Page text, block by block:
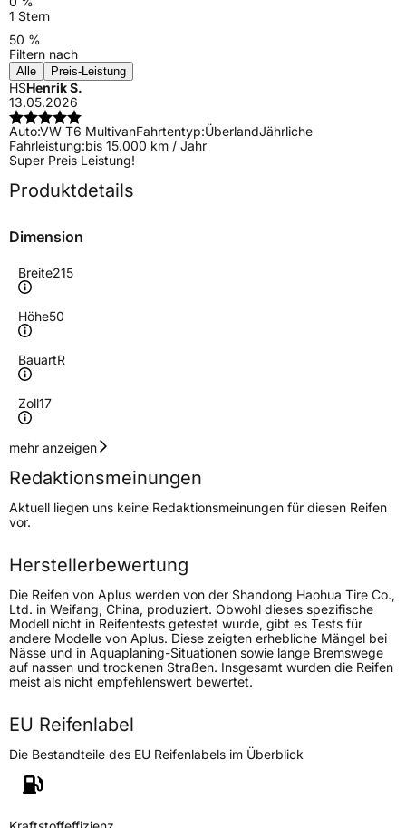
1 Stern
50 %
Filtern nach
Alle Preis-Leistung
HSHenrik S.
13.05.2026
Auto:VW T6 MultivanFahrtentyp:ÜberlandJährliche
Fahrleistung:bis 15.000 km / Jahr
Super Preis Leistung!
Produktdetails
Dimension
Breite215
Höhe50
BauartR
Zoll17
Geschwindigkeitsindex
Höchstgeschwindigkeit
300 km/h
Lastindex95
Höchstlast690 kg
Generelle Merkmale
FahrzeugtypPKW
VerwendungSommerreifen
ModellnameA 610
Fahrzeugart
PKW & SUV
mehr anzeigen
Redaktionsmeinungen
Aktuell liegen uns keine Redaktionsmeinungen für diesen Reifen
vor.
Herstellerbewertung
Die Reifen von Aplus werden von der Shandong Haohua Tire Co.,
Ltd. in Weifang, China, produziert. Obwohl dieses spezifische
Modell nicht in Reifentests getestet wurde, gibt es Tests für
andere Modelle von Aplus. Diese zeigten erhebliche Mängel bei
Nässe und in Aquaplaning-Situationen sowie lange Bremswege
auf nassen und trockenen Straßen. Insgesamt wurden die Reifen
meist als nicht empfehlenswert bewertet.
EU Reifenlabel
Die Bestandteile des EU Reifenlabels im Überblick